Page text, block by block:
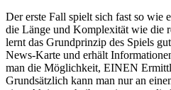
Der erste Fall spielt sich fast so wie
die Länge und Komplexität wie die
lernt das Grundprinzip des Spiels
News-Karte und erhält
man die Möglichkeit, EINEN
Grundsätzlich kann man nur an